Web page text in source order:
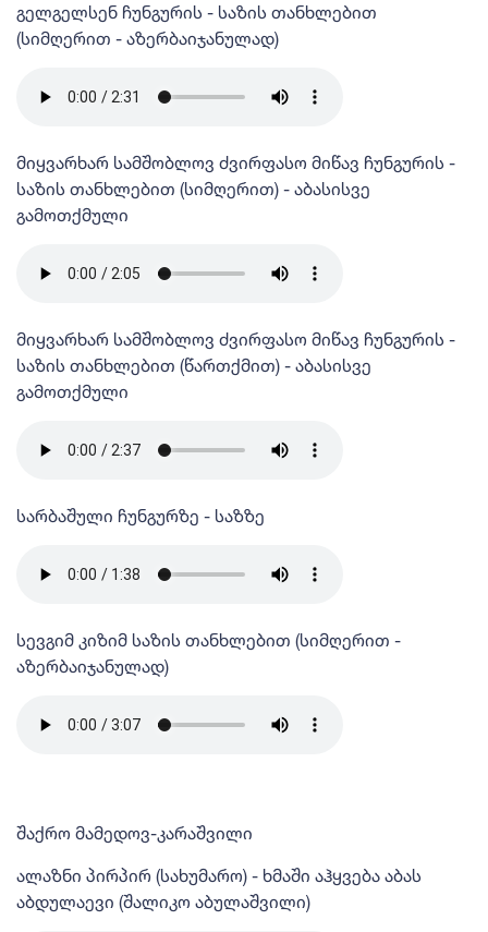
გელგელსენ ჩუნგურის - საზის თანხლებით
(სიმღერით - აზერბაიჯანულად)
მიყვარხარ სამშობლოვ ძვირფასო მიწავ ჩუნგურის -
საზის თანხლებით (სიმღერით) - აბასისვე
გამოთქმული
მიყვარხარ სამშობლოვ ძვირფასო მიწავ ჩუნგურის -
საზის თანხლებით (წართქმით) - აბასისვე
გამოთქმული
სარბაშული ჩუნგურზე - საზზე
სევგიმ კიზიმ საზის თანხლებით (სიმღერით -
აზერბაიჯანულად)
შაქრო მამედოვ-კარაშვილი
ალაზნი პირპირ (სახუმარო) - ხმაში აჰყვება აბას
აბდულაევი (შალიკო აბულაშვილი)